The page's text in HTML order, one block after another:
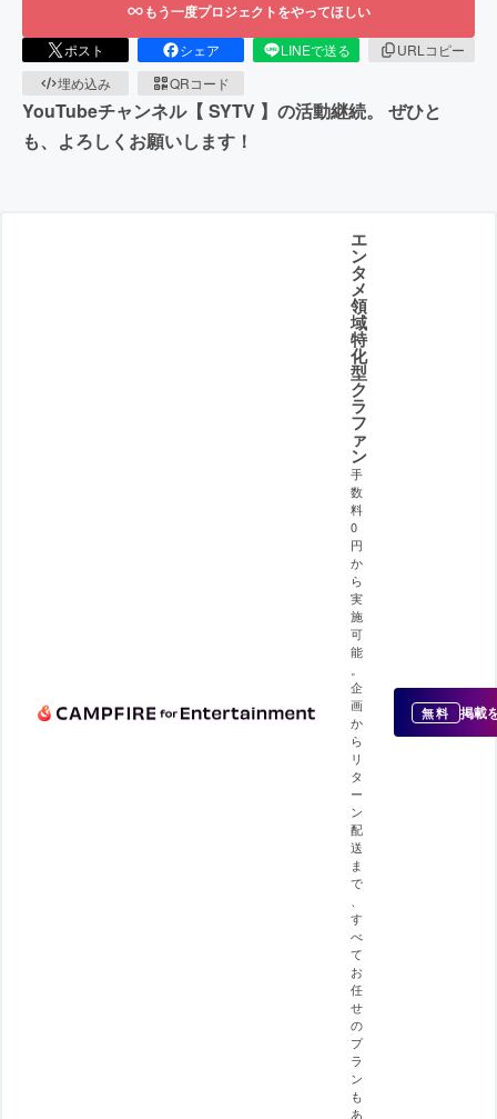
もう一度プロジェクトをやってほしい
ポスト シェア LINEで送る
URLコピー
埋め込み
QRコード
YouTubeチャンネル【 SYTV 】の活動継続。 ぜひと
も、よろしくお願いします！
エ
ン
タ
メ
領
域
特
化
型
ク
ラ
フ
ァ
ン
手
数
料
0
円
か
ら
実
施
可
能
。
企
画
か
ら
リ
タ
ー
ン
配
送
ま
で
、
す
べ
て
お
任
せ
の
プ
ラ
ン
も
あ
無料 掲載